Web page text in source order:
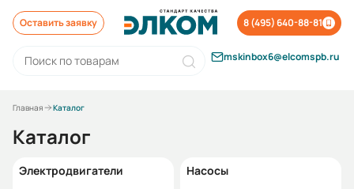
Оставить заявку 8 (495) 640-88-81
mskinbox6@elcomspb.ru
Главная Каталог
Каталог
Электродвигатели Насосы